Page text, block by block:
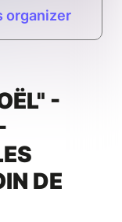
organizer
-
DE